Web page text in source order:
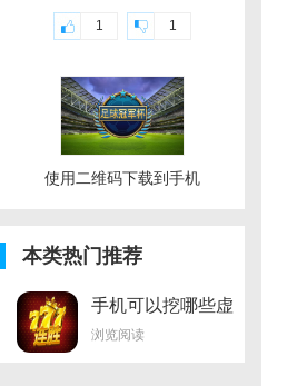
1 1
使用二维码下载到手机
本类热门推荐
手机可以挖哪些虚
拟币
浏览阅读